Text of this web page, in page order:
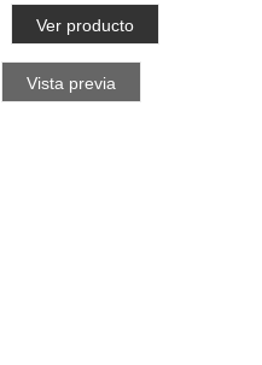
Ver producto
Vista previa